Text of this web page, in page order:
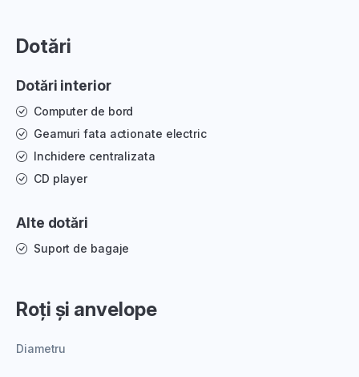
Dotări
Dotări interior
Computer de bord
Geamuri fata actionate electric
Inchidere centralizata
CD player
Alte dotări
Suport de bagaje
Roți și anvelope
Diametru